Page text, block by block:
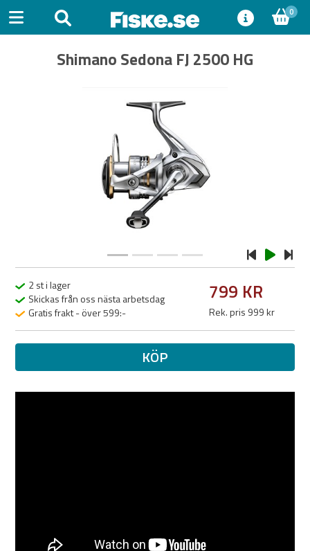
0
Shimano Sedona FJ 2500 HG
2 st i lager
Skickas från oss nästa arbetsdag
Gratis frakt - över 599:-
799 KR
Rek. pris 999 kr
KÖP